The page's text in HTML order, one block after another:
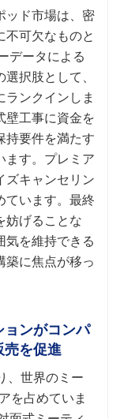
ッド市場は、密
不可欠なものと
データによる
択肢として、
ンクインしま
壁工事に資金を
持要件を満たす
ます。プレミア
ズキャンセリン
ています。最終
妨げることな
気を維持できる
築に焦点が移っ
ョンがコンパ
売を促進
、世界のミー
を占めていま